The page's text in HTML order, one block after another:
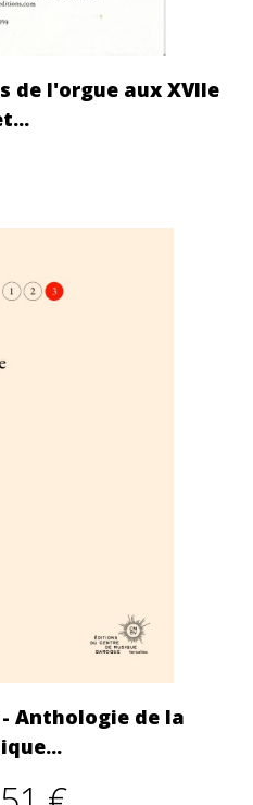
de l'orgue aux XVIIe
Anthologie de la